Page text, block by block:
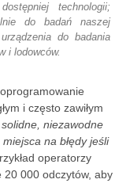
technologii;
do badań naszej
do badania
i lodowców.
i często zawiłym
niezawodne
na błędy jeśli
operatorzy
20 000 odczytów, aby